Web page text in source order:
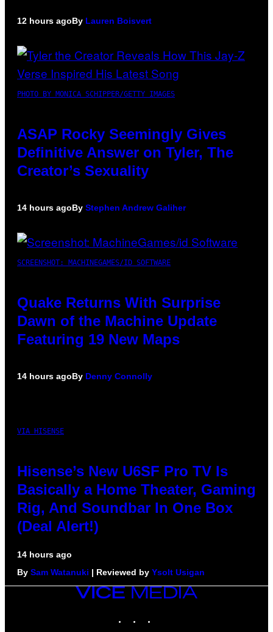
12 hours agoBy Lauren Boisvert
PHOTO BY MONICA SCHIPPER/GETTY IMAGES
ASAP Rocky Seemingly Gives
Definitive Answer on Tyler, The
Creator’s Sexuality
14 hours agoBy Stephen Andrew Galiher
SCREENSHOT: MACHINEGAMES/ID SOFTWARE
Quake Returns With Surprise
Dawn of the Machine Update
Featuring 19 New Maps
14 hours agoBy Denny Connolly
VIA HISENSE
Hisense’s New U6SF Pro TV Is
Basically a Home Theater, Gaming
Rig, And Soundbar In One Box
(Deal Alert!)
14 hours ago
By Sam Watanuki | Reviewed by Ysolt Usigan
VICE